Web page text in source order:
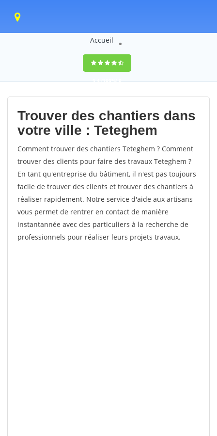
Accueil
9,4(100%)0
votes
Trouver des chantiers dans
votre ville : Teteghem
Comment trouver des chantiers Teteghem ? Comment
trouver des clients pour faire des travaux Teteghem ?
En tant qu'entreprise du bâtiment, il n'est pas toujours
facile de trouver des clients et trouver des chantiers à
réaliser rapidement. Notre service d'aide aux artisans
vous permet de rentrer en contact de manière
instantannée avec des particuliers à la recherche de
professionnels pour réaliser leurs projets travaux.